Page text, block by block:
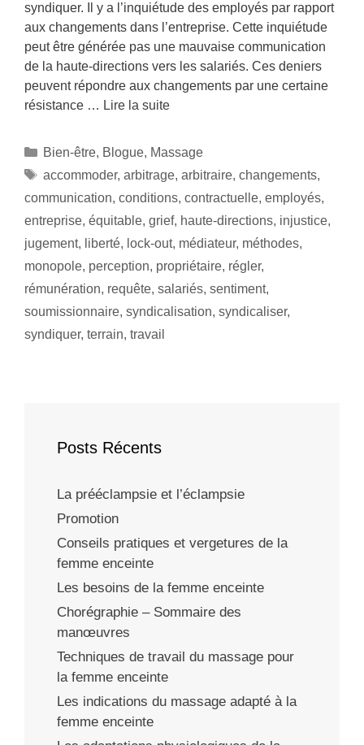
syndiquer. Il y a l’inquiétude des employés par rapport
aux changements dans l’entreprise. Cette inquiétude
peut être générée pas une mauvaise communication
de la haute-directions vers les salariés. Ces deniers
peuvent répondre aux changements par une certaine
résistance … Lire la suite
Bien-être, Blogue, Massage
accommoder, arbitrage, arbitraire, changements,
communication, conditions, contractuelle, employés,
entreprise, équitable, grief, haute-directions, injustice,
jugement, liberté, lock-out, médiateur, méthodes,
monopole, perception, propriétaire, régler,
rémunération, requête, salariés, sentiment,
soumissionnaire, syndicalisation, syndicaliser,
syndiquer, terrain, travail
Posts Récents
La prééclampsie et l’éclampsie
Promotion
Conseils pratiques et vergetures de la
femme enceinte
Les besoins de la femme enceinte
Chorégraphie – Sommaire des
manœuvres
Techniques de travail du massage pour
la femme enceinte
Les indications du massage adapté à la
femme enceinte